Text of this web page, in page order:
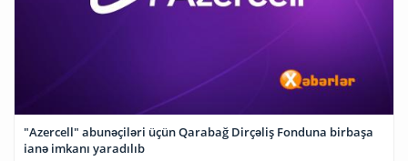
"Azercell" abunəçiləri üçün Qarabağ Dirçəliş Fonduna birbaşa
ianə imkanı yaradılıb